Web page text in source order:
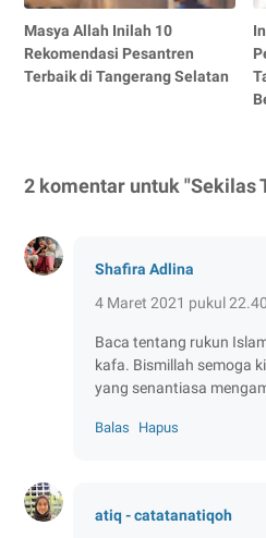
Masya Allah Inilah 10
Rekomendasi Pesantren
Terbaik di Tangerang Selatan
2 komentar untuk "Sekilas
Shafira Adlina
4 Maret 2021 pukul 22.40
Baca tentang rukun
kafa. Bismillah semoga
yang senantiasa
Balas Hapus
atiq - catatanatiqoh